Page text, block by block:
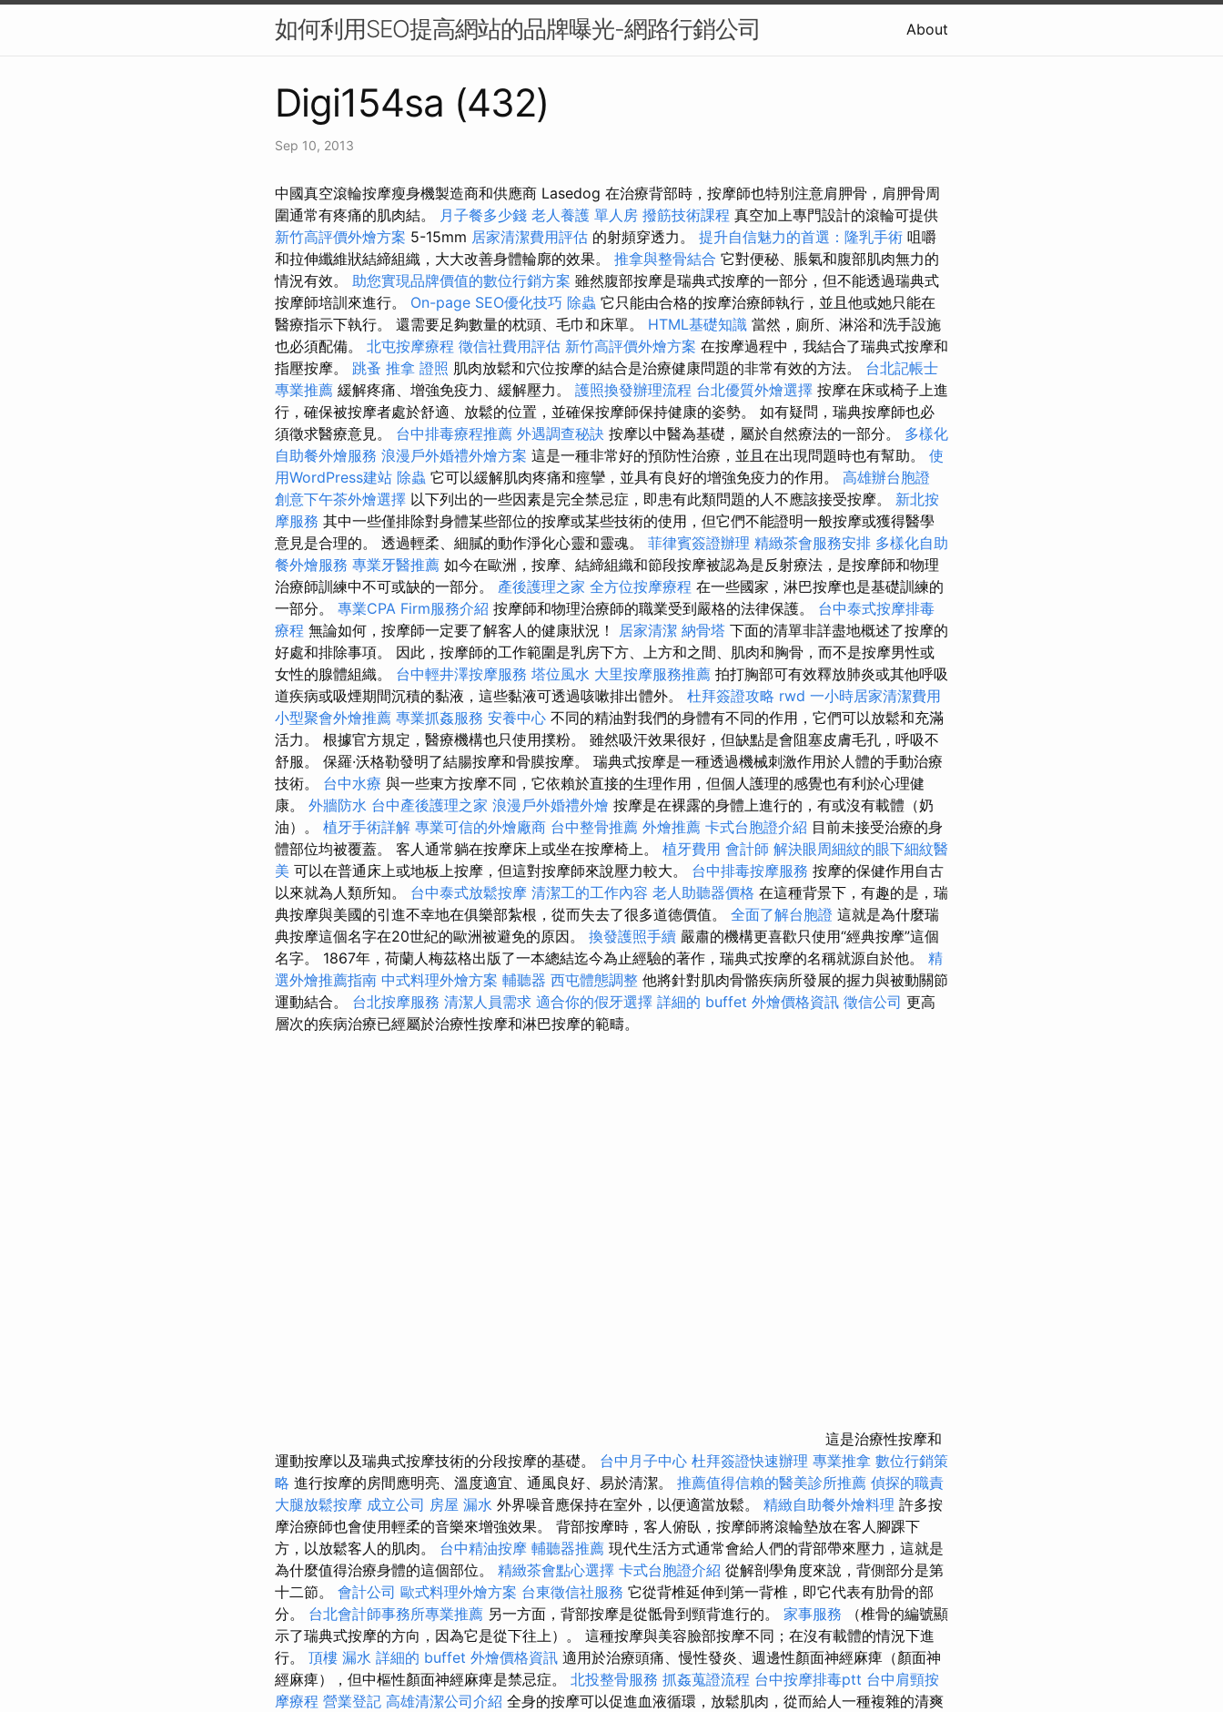
如何利用SEO提高網站的品牌曝光-網路行銷公司 About
Digi154sa (432)
Sep 10, 2013
中國真空滾輪按摩瘦身機製造商和供應商 Lasedog 在治療背部時，按摩師也特別注意肩胛骨，肩胛骨周
圍通常有疼痛的肌肉結。
月子餐多少錢 老人養護 單人房 撥筋技術課程 真空加上專門設計的滾輪可提供
新竹高評價外燴方案 5-15mm 居家清潔費用評估 的射頻穿透力。 提升自信魅力的首選：隆乳手術 咀嚼
和拉伸纖維狀結締組織，大大改善身體輪廓的效果。 推拿與整骨結合 它對便秘、脹氣和腹部肌肉無力的
情況有效。 助您實現品牌價值的數位行銷方案 雖然腹部按摩是瑞典式按摩的一部分，但不能透過瑞典式
按摩師培訓來進行。 On-page SEO優化技巧 除蟲 它只能由合格的按摩治療師執行，並且他或她只能在
醫療指示下執行。 還需要足夠數量的枕頭、毛巾和床單。 HTML基礎知識 當然，廁所、淋浴和洗手設施
也必須配備。 北屯按摩療程 徵信社費用評估 新竹高評價外燴方案 在按摩過程中，我結合了瑞典式按摩和
指壓按摩。 跳蚤 推拿 證照 肌肉放鬆和穴位按摩的結合是治療健康問題的非常有效的方法。 台北記帳士
專業推薦 緩解疼痛、增強免疫力、緩解壓力。 護照換發辦理流程 台北優質外燴選擇 按摩在床或椅子上進
行，確保被按摩者處於舒適、放鬆的位置，並確保按摩師保持健康的姿勢。 如有疑問，瑞典按摩師也必
須徵求醫療意見。 台中排毒療程推薦 外遇調查秘訣 按摩以中醫為基礎，屬於自然療法的一部分。 多樣化
自助餐外燴服務 浪漫戶外婚禮外燴方案 這是一種非常好的預防性治療，並且在出現問題時也有幫助。 使
用WordPress建站 除蟲 它可以緩解肌肉疼痛和痙攣，並具有良好的增強免疫力的作用。 高雄辦台胞證
創意下午茶外燴選擇 以下列出的一些因素是完全禁忌症，即患有此類問題的人不應該接受按摩。 新北按
摩服務 其中一些僅排除對身體某些部位的按摩或某些技術的使用，但它們不能證明一般按摩或獲得醫學
意見是合理的。 透過輕柔、細膩的動作淨化心靈和靈魂。 菲律賓簽證辦理 精緻茶會服務安排 多樣化自助
餐外燴服務 專業牙醫推薦 如今在歐洲，按摩、結締組織和節段按摩被認為是反射療法，是按摩師和物理
治療師訓練中不可或缺的一部分。 產後護理之家 全方位按摩療程 在一些國家，淋巴按摩也是基礎訓練的
一部分。 專業CPA Firm服務介紹 按摩師和物理治療師的職業受到嚴格的法律保護。 台中泰式按摩排毒
療程 無論如何，按摩師一定要了解客人的健康狀況！ 居家清潔 納骨塔 下面的清單非詳盡地概述了按摩的
好處和排除事項。 因此，按摩師的工作範圍是乳房下方、上方和之間、肌肉和胸骨，而不是按摩男性或
女性的腺體組織。 台中輕井澤按摩服務 塔位風水 大里按摩服務推薦 拍打胸部可有效釋放肺炎或其他呼吸
道疾病或吸煙期間沉積的黏液，這些黏液可透過咳嗽排出體外。 杜拜簽證攻略 rwd 一小時居家清潔費用
小型聚會外燴推薦 專業抓姦服務 安養中心 不同的精油對我們的身體有不同的作用，它們可以放鬆和充滿
活力。 根據官方規定，醫療機構也只使用撲粉。 雖然吸汗效果很好，但缺點是會阻塞皮膚毛孔，呼吸不
舒服。 保羅·沃格勒發明了結腸按摩和骨膜按摩。 瑞典式按摩是一種透過機械刺激作用於人體的手動治療
技術。 台中水療 與一些東方按摩不同，它依賴於直接的生理作用，但個人護理的感覺也有利於心理健
康。 外牆防水 台中產後護理之家 浪漫戶外婚禮外燴 按摩是在裸露的身體上進行的，有或沒有載體（奶
油）。 植牙手術詳解 專業可信的外燴廠商 台中整骨推薦 外燴推薦 卡式台胞證介紹 目前未接受治療的身
體部位均被覆蓋。 客人通常躺在按摩床上或坐在按摩椅上。 植牙費用 會計師 解決眼周細紋的眼下細紋醫
美 可以在普通床上或地板上按摩，但這對按摩師來說壓力較大。 台中排毒按摩服務 按摩的保健作用自古
以來就為人類所知。 台中泰式放鬆按摩 清潔工的工作內容 老人助聽器價格 在這種背景下，有趣的是，瑞
典按摩與美國的引進不幸地在俱樂部紮根，從而失去了很多道德價值。 全面了解台胞證 這就是為什麼瑞
典按摩這個名字在20世紀的歐洲被避免的原因。 換發護照手續 嚴肅的機構更喜歡只使用“經典按摩”這個
名字。 1867年，荷蘭人梅茲格出版了一本總結迄今為止經驗的著作，瑞典式按摩的名稱就源自於他。 精
選外燴推薦指南 中式料理外燴方案 輔聽器 西屯體態調整 他將針對肌肉骨骼疾病所發展的握力與被動關節
運動結合。 台北按摩服務 清潔人員需求 適合你的假牙選擇 詳細的 buffet 外燴價格資訊 徵信公司 更高
層次的疾病治療已經屬於治療性按摩和淋巴按摩的範疇。
這是治療性按摩和
運動按摩以及瑞典式按摩技術的分段按摩的基礎。 台中月子中心 杜拜簽證快速辦理 專業推拿 數位行銷策
略 進行按摩的房間應明亮、溫度適宜、通風良好、易於清潔。 推薦值得信賴的醫美診所推薦 偵探的職責
大腿放鬆按摩 成立公司 房屋 漏水 外界噪音應保持在室外，以便適當放鬆。 精緻自助餐外燴料理 許多按
摩治療師也會使用輕柔的音樂來增強效果。 背部按摩時，客人俯臥，按摩師將滾輪墊放在客人腳踝下
方，以放鬆客人的肌肉。 台中精油按摩 輔聽器推薦 現代生活方式通常會給人們的背部帶來壓力，這就是
為什麼值得治療身體的這個部位。 精緻茶會點心選擇 卡式台胞證介紹 從解剖學角度來說，背側部分是第
十二節。 會計公司 歐式料理外燴方案 台東徵信社服務 它從背椎延伸到第一背椎，即它代表有肋骨的部
分。 台北會計師事務所專業推薦 另一方面，背部按摩是從骶骨到頸背進行的。 家事服務 （椎骨的編號顯
示了瑞典式按摩的方向，因為它是從下往上）。 這種按摩與美容臉部按摩不同；在沒有載體的情況下進
行。 頂樓 漏水 詳細的 buffet 外燴價格資訊 適用於治療頭痛、慢性發炎、週邊性顏面神經麻痺（顏面神
經麻痺），但中樞性顏面神經麻痺是禁忌症。 北投整骨服務 抓姦蒐證流程 台中按摩排毒ptt 台中肩頸按
摩療程 營業登記 高雄清潔公司介紹 全身的按摩可以促進血液循環，放鬆肌肉，從而給人一種複雜的清爽